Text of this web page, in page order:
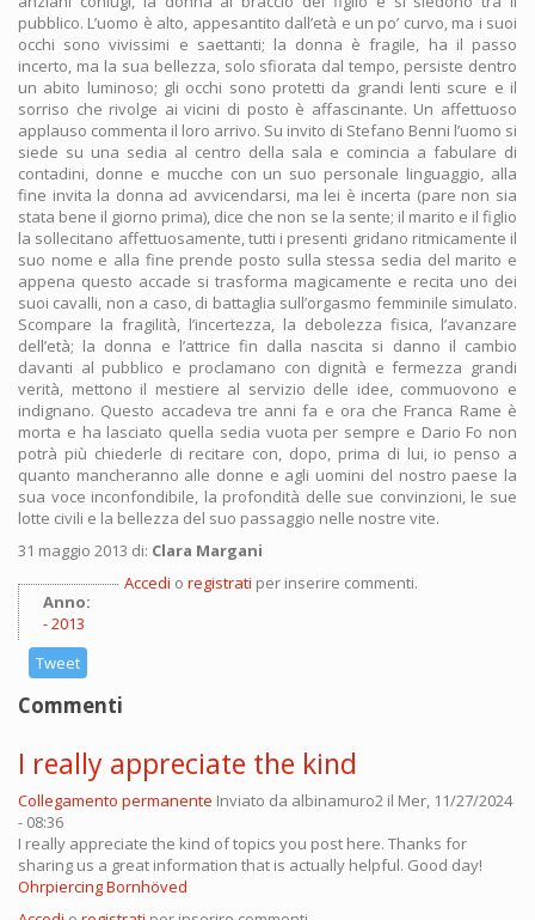
pubblico. L’uomo è alto, appesantito dall’età e un po’ curvo, ma i suoi
occhi sono vivissimi e saettanti; la donna è fragile, ha il passo
incerto, ma la sua bellezza, solo sfiorata dal tempo, persiste dentro
un abito luminoso; gli occhi sono protetti da grandi lenti scure e il
sorriso che rivolge ai vicini di posto è affascinante. Un affettuoso
applauso commenta il loro arrivo. Su invito di Stefano Benni l’uomo si
siede su una sedia al centro della sala e comincia a fabulare di
contadini, donne e mucche con un suo personale linguaggio, alla
fine invita la donna ad avvicendarsi, ma lei è incerta (pare non sia
stata bene il giorno prima), dice che non se la sente; il marito e il figlio
la sollecitano affettuosamente, tutti i presenti gridano ritmicamente il
suo nome e alla fine prende posto sulla stessa sedia del marito e
appena questo accade si trasforma magicamente e recita uno dei
suoi cavalli, non a caso, di battaglia sull’orgasmo femminile simulato.
Scompare la fragilità, l’incertezza, la debolezza fisica, l’avanzare
dell’età; la donna e l’attrice fin dalla nascita si danno il cambio
davanti al pubblico e proclamano con dignità e fermezza grandi
verità, mettono il mestiere al servizio delle idee, commuovono e
indignano. Questo accadeva tre anni fa e ora che Franca Rame è
morta e ha lasciato quella sedia vuota per sempre e Dario Fo non
potrà più chiederle di recitare con, dopo, prima di lui, io penso a
quanto mancheranno alle donne e agli uomini del nostro paese la
sua voce inconfondibile, la profondità delle sue convinzioni, le sue
lotte civili e la bellezza del suo passaggio nelle nostre vite.
31 maggio 2013 di: Clara Margani
Anno:
2013
Accedi o registrati per inserire commenti.
Tweet
Commenti
I really appreciate the kind
Collegamento permanente Inviato da albinamuro2 il Mer, 11/27/2024
- 08:36
I really appreciate the kind of topics you post here. Thanks for
sharing us a great information that is actually helpful. Good day!
Ohrpiercing Bornhöved